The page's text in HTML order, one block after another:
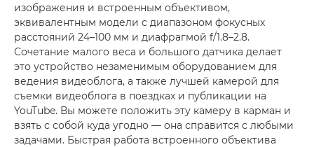
изображения и встроенным объективом,
эквивалентным модели с диапазоном фокусных
расстояний 24–100 мм и диафрагмой f/1.8–2.8.
Сочетание малого веса и большого датчика делает
это устройство незаменимым оборудованием для
ведения видеоблога, а также лучшей камерой для
съемки видеоблога в поездках и публикации на
YouTube. Вы можете положить эту камеру в карман и
взять с собой куда угодно — она справится с любыми
задачами. Быстрая работа встроенного объектива